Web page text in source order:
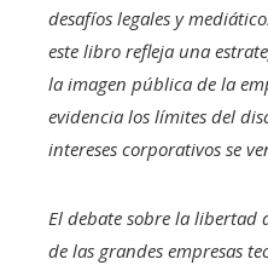
desafíos legales y
este libro refleja una
la imagen pública de la
evidencia los límites del
intereses corporativos se
El debate sobre la libertad
de las grandes empresas